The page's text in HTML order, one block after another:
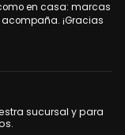
en casa: marcas
¡Gracias
sucursal y para